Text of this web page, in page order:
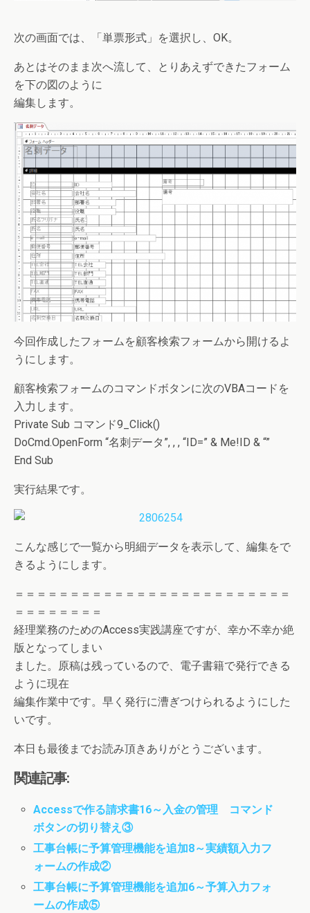
次の画面では、「単票形式」を選択し、OK。
あとはそのまま次へ流して、とりあえずできたフォーム
を下の図のように
編集します。
今回作成したフォームを顧客検索フォームから開けるよ
うにします。
顧客検索フォームのコマンドボタンに次のVBAコードを
入力します。
Private Sub コマンド9_Click()
DoCmd.OpenForm “名刺データ”, , , “ID=” & Me!ID & “”
End Sub
実行結果です。
こんな感じで一覧から明細データを表示して、編集をで
きるようにします。
＝＝＝＝＝＝＝＝＝＝＝＝＝＝＝＝＝＝＝＝＝＝＝＝＝
＝＝＝＝＝＝＝＝
経理業務のためのAccess実践講座ですが、幸か不幸か絶
版となってしまい
ました。原稿は残っているので、電子書籍で発行できる
ように現在
編集作業中です。早く発行に漕ぎつけられるようにした
いです。
本日も最後までお読み頂きありがとうございます。
関連記事:
Accessで作る請求書16～入金の管理 コマンド
ボタンの切り替え③
工事台帳に予算管理機能を追加8～実績額入力フ
ォームの作成②
工事台帳に予算管理機能を追加6～予算入力フォ
ームの作成⑤